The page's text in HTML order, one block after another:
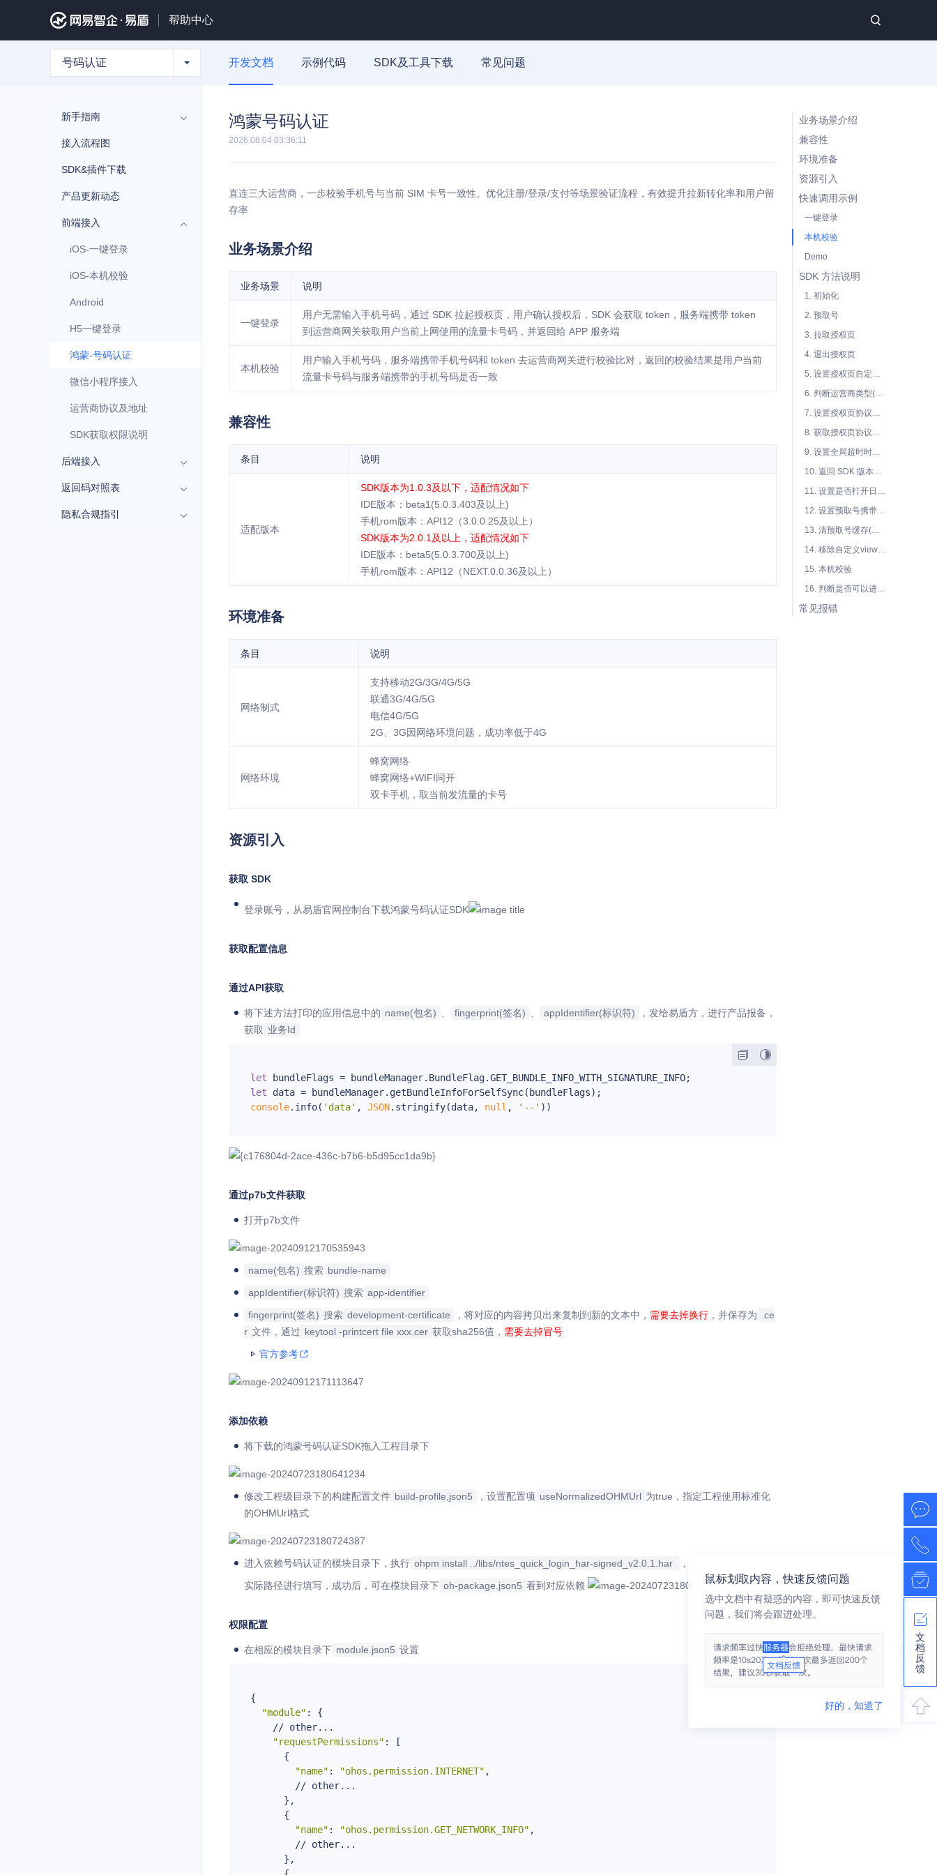
帮助中心
号码认证 开发文档 示例代码 SDK及工具下载 常见问题
新手指南
接入流程图
SDK&插件下载
产品更新动态
前端接入
iOS-一键登录
iOS-本机校验
Android
H5一键登录
鸿蒙-号码认证
微信小程序接入
运营商协议及地址
SDK获取权限说明
后端接入
返回码对照表
隐私合规指引
鸿蒙号码认证
2026.08.04 03:36:11
业务场景介绍
兼容性
环境准备
资源引入
快速调用示例
一键登录
本机校验
Demo
SDK 方法说明
1. 初始化
2. 预取号
3. 拉取授权页
4. 退出授权页
5. 设置授权页自定义配置
6. 判断运营商类型(非必须)
7. 设置授权页协议复选框是否选中(授权页拉起之后调用，非必须)
8. 获取授权页协议复选框是否选中(授权页拉起之后调用，非必须)
9. 设置全局超时时间(非必须)
10. 返回 SDK 版本号(非必须)
11. 设置是否打开日志(方便排查问题，非必须)
12. 设置预取号携带额外参数(非必须)
13. 清预取号缓存(非必须)
14. 移除自定义view(非必须)
15. 本机校验
16. 判断是否可以进行一键登录(非必须)
常见报错
直连三大运营商，一步校验手机号与当前 SIM 卡号一致性。优化注册/登录/支付等场景验证流程，有效提升拉新转化率和用户留
存率
业务场景介绍
业务场景 说明
一键登录
用户无需输入手机号码，通过 SDK 拉起授权页，用户确认授权后，SDK 会获取 token，服务端携带 token
到运营商网关获取用户当前上网使用的流量卡号码，并返回给 APP 服务端
本机校验
用户输入手机号码，服务端携带手机号码和 token 去运营商网关进行校验比对，返回的校验结果是用户当前
流量卡号码与服务端携带的手机号码是否一致
兼容性
条目 说明
适配版本
SDK版本为1.0.3及以下，适配情况如下
IDE版本：beta1(5.0.3.403及以上)
手机rom版本：API12（3.0.0.25及以上）
SDK版本为2.0.1及以上，适配情况如下
IDE版本：beta5(5.0.3.700及以上)
手机rom版本：API12（NEXT.0.0.36及以上）
环境准备
条目 说明
网络制式
支持移动2G/3G/4G/5G
联通3G/4G/5G
电信4G/5G
2G、3G因网络环境问题，成功率低于4G
网络环境
蜂窝网络
蜂窝网络+WIFI同开
双卡手机，取当前发流量的卡号
资源引入
获取 SDK
登录账号，从易盾官网控制台下载鸿蒙号码认证SDK
获取配置信息
通过API获取
将下述方法打印的应用信息中的 name(包名) fingerprint(签名) appIdentifier(标识符)
，发给易盾方，进行产品报备，
获取 业务Id
let
let
console.info( 'data' , JSON.stringify(data, null , '--'
通过p7b文件获取
打开p7b文件
name(包名) 搜索 bundle-name
appIdentifier(标识符) 搜索 app-identifier
fingerprint(签名) 搜索 development-certificate ，将对应的内容拷贝出来复制到新的文本中， 需要去掉换行 ，并保存为
.ce
r 文件，通过 keytool -printcert file xxx.cer 获取sha256值， 需要去掉冒号
官方参考
添加依赖
将下载的鸿蒙号码认证SDK拖入工程目录下
修改工程级目录下的构建配置文件 build-profile,json5 ，设置配置项 useNormalizedOHMUrl 为true，指定工程使用标准化
的OHMUrl格式
进入依赖号码认证的模块目录下，执行 ohpm install ../libs/ntes_quick_login_har-signed_v2.0.1.har
，具体路径根据项目
实际路径进行填写，成功后，可在模块目录下 oh-package.json5 看到对应依赖
权限配置
在相应的模块目录下 module.json5 设置
{
"module" : {
    // other...
"requestPermissions" : [
      {
"name" : "ohos.permission.INTERNET" ,
        // other...
      },
      {
"name" : "ohos.permission.GET_NETWORK_INFO" ,
        // other...
      },
文
档
反
馈
鼠标划取内容，快速反馈问题
选中文档中有疑惑的内容，即可快速反馈
问题，我们将会跟进处理。
好的，知道了